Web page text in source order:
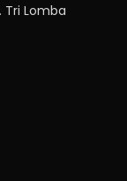
Tri Lomba